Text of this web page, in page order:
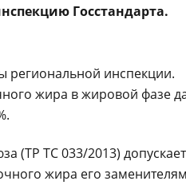
Госстандарта.
региональной инспекции.
жира в жировой фазе
(ТР ТС 033/2013) допускает
жира его